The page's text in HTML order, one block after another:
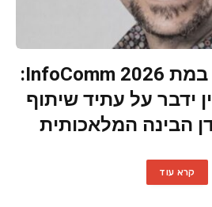
מיקרוסופט על במת InfoComm 2026:
ידבר על עתיד שיתוף
הבינה המלאכותית
קרא עוד